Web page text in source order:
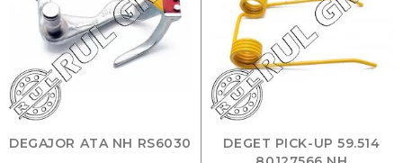
DEGAJOR ATA NH RS6030
DEGET PICK-UP 59.514